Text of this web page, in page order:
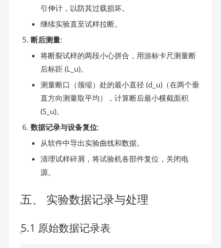
引伸计，以防其过载损坏。
继续实验直至试样拉断。
断后测量:
将断裂试样的两段小心拼合，用游标卡尺测量断
后标距 (L_u)。
测量断口（颈缩）处的最小直径 (d_u)（在两个垂
直方向测量取平均），计算断后最小横截面积
(S_u)。
数据记录与设备复位:
从软件中导出实验曲线和数据。
清理试样碎屑，将试验机各部件复位，关闭电
源。
五、 实验数据记录与处理
5.1 原始数据记录表